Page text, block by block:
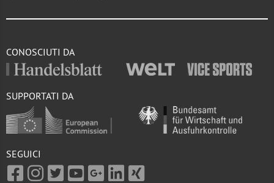
CONOSCIUTI DA
SUPPORTATI DA
SEGUICI